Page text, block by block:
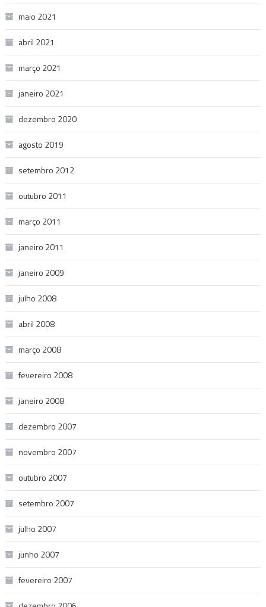
maio 2021
abril 2021
março 2021
janeiro 2021
dezembro 2020
agosto 2019
setembro 2012
outubro 2011
março 2011
janeiro 2011
janeiro 2009
julho 2008
abril 2008
março 2008
fevereiro 2008
janeiro 2008
dezembro 2007
novembro 2007
outubro 2007
setembro 2007
julho 2007
junho 2007
fevereiro 2007